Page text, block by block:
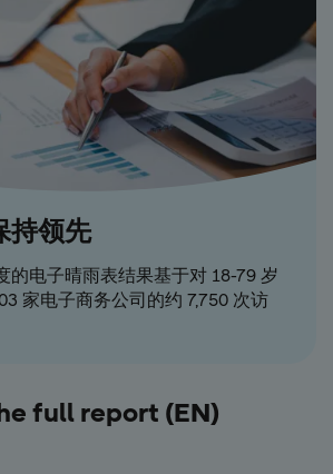
持领先
的电子晴雨表结果基于对 18-79 岁
家电子商务公司的约 7,750 次访
full report (EN)